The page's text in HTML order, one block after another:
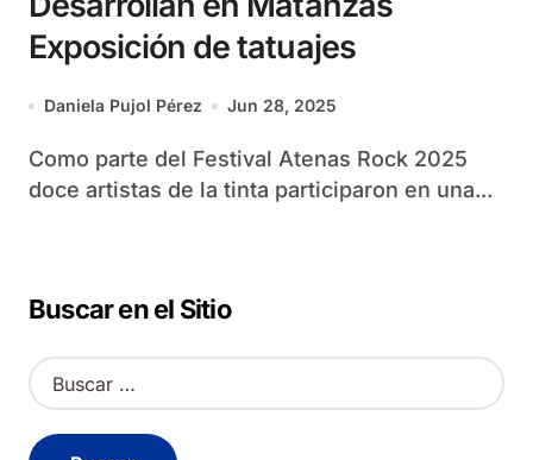
Exposición de tatuajes
Daniela Pujol Pérez Jun 28, 2025
Como parte del Festival Atenas Rock 2025
doce artistas de la tinta participaron en una...
Buscar en el Sitio
B
u
c